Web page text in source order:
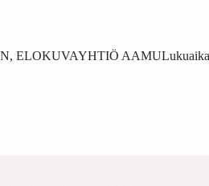
ELOKUVAYHTIÖ AAMU